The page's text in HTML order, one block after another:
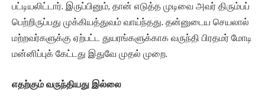
பட்டியலிட்டார். இருப்பினும், தான் எடுத்த முடிவை அவர் திரும்பப்
பெற்றிருப்பது முக்கியத்துவம் வாய்ந்தது. தன்னுடைய செயலால்
மற்றவர்களுக்கு ஏற்பட்ட துயரங்களுக்காக வருந்தி பிரதமர் மோடி
மன்னிப்புக் கேட்டது இதுவே முதல் முறை.
எதற்கும் வருந்தியது இல்லை